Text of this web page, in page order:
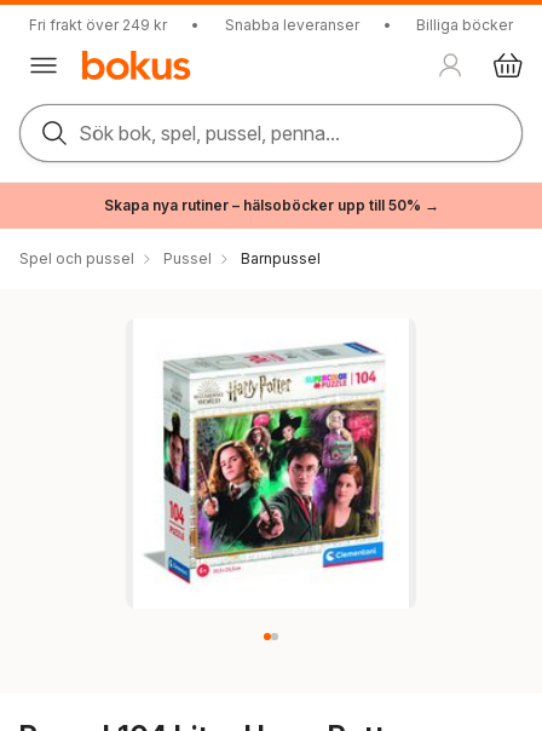
Fri frakt över 249 kr • Snabba leveranser • Billiga böcker
Sök bok, spel, pussel, penna...
Skapa nya rutiner – hälsoböcker upp till 50% →
Spel och pussel Pussel Barnpussel